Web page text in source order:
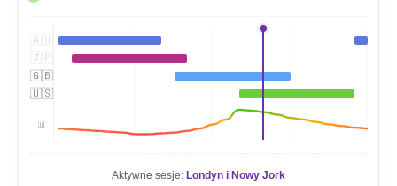
🇦🇺
🇯🇵
🇬🇧
🇺🇸
📊
Aktywne sesje: Londyn i Nowy Jork